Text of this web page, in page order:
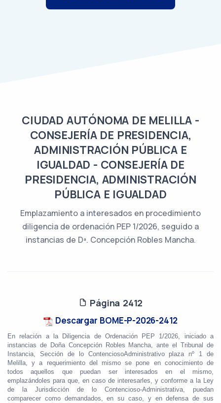
CIUDAD AUTÓNOMA DE MELILLA -
CONSEJERÍA DE PRESIDENCIA,
ADMINISTRACIÓN PÚBLICA E
IGUALDAD - CONSEJERÍA DE
PRESIDENCIA, ADMINISTRACIÓN
PÚBLICA E IGUALDAD
Emplazamiento a interesados en procedimiento
diligencia de ordenación PEP 1/2026, seguido a
instancias de Dª. Concepción Robles Mancha.
Página 2412
Descargar BOME-P-2026-2412
En relación a la Diligencia de Ordenación PEP 1/2026, iniciado a
instancias de Doña Concepción Robles Mancha, ante el Tribunal de
Instancia, Sección de lo ContenciosoAdministrativo plaza nº 1 de
Melilla, y a requerimiento del mismo se pone en conocimiento de
todos aquellos que puedan ser interesados en el mismo,
emplazándoles para que, en caso de interesarles, y conforme a la Ley
de la Jurisdicción de lo Contencioso-Administrativa, puedan
comparecer como demandados, en su caso, y en defensa de sus